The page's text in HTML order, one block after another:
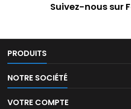
Suivez-nous sur
PRODUITS
NOTRE SOCIÉTÉ
VOTRE COMPTE